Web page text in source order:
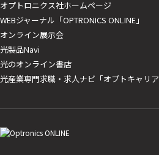
オプトロニクス社ホームページ
WEBジャーナル「OPTRONICS ONLINE」
オンライン展示会
光製品Navi
光のオンライン書店
光産業専門求職・求人ナビ「オプトキャリア